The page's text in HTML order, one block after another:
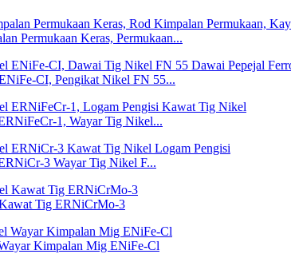
Permukaan Keras, Permukaan...
CI, Pengikat Nikel FN 55...
1, Wayar Tig Nikel...
3 Wayar Tig Nikel F...
Tig ERNiCrMo-3
Kimpalan Mig ENiFe-Cl